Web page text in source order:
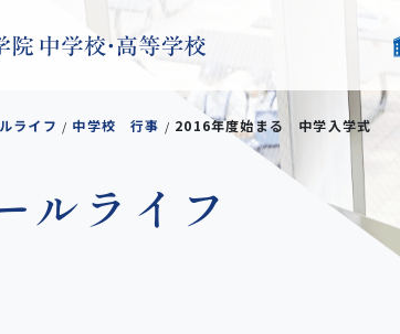
ライフ / 中学校 行事 / 2016年度始まる 中学入学式
ルライフ